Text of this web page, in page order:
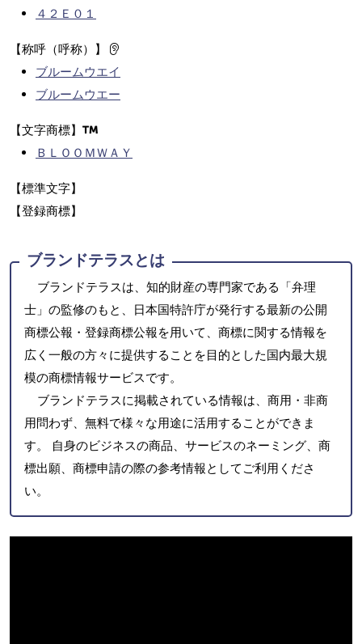
４２Ｅ０１
【称呼（呼称）】
ブルームウエイ
ブルームウエー
【文字商標】
ＢＬＯＯＭＷＡＹ
【標準文字】
【登録商標】
ブランドテラスとは
ブランドテラスは、知的財産の専門家である「弁理
士」の監修のもと、日本国特許庁が発行する最新の公開
商標公報・登録商標公報を用いて、商標に関する情報を
広く一般の方々に提供することを目的とした国内最大規
模の商標情報サービスです。
ブランドテラスに掲載されている情報は、商用・非商
用問わず、無料で様々な用途に活用することができま
す。 自身のビジネスの商品、サービスのネーミング、商
標出願、商標申請の際の参考情報としてご利用くださ
い。